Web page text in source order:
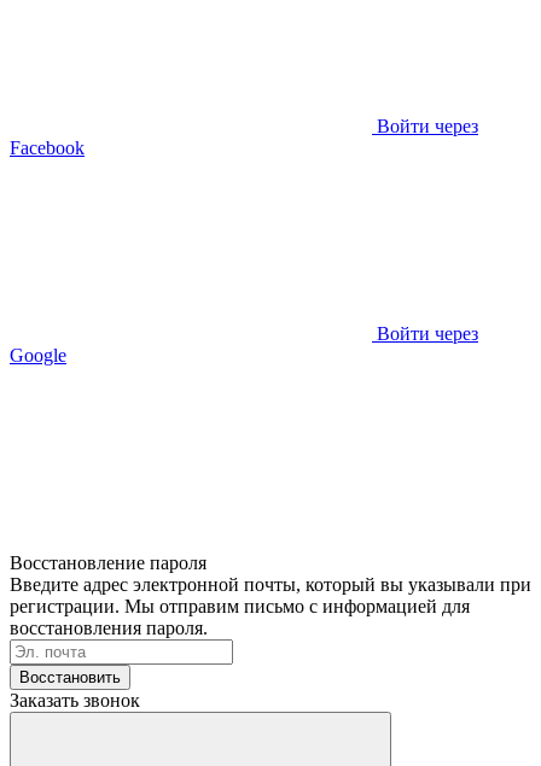
Войти через
Facebook
Войти через
Google
Восстановление пароля
Введите адрес электронной почты, который вы указывали при
регистрации. Мы отправим письмо с информацией для
восстановления пароля.
Восстановить
Заказать звонок